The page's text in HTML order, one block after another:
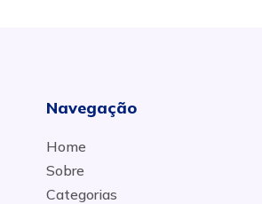
Navegação
Home
Sobre
Categorias